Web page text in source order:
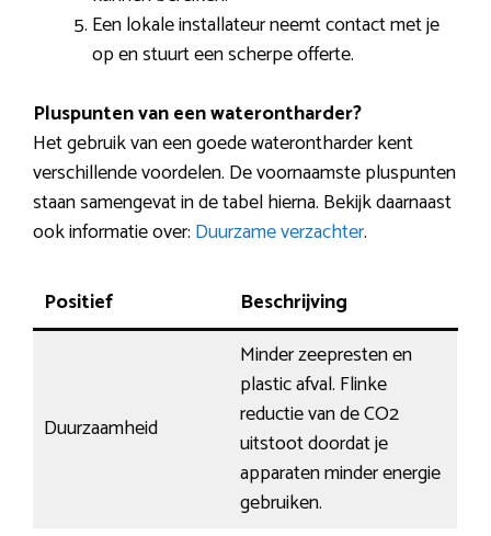
Een lokale installateur neemt contact met je
op en stuurt een scherpe offerte.
Pluspunten van een waterontharder?
Het gebruik van een goede waterontharder kent
verschillende voordelen. De voornaamste pluspunten
staan samengevat in de tabel hierna. Bekijk daarnaast
ook informatie over: Duurzame verzachter.
Positief Beschrijving
Duurzaamheid
Minder zeepresten en
plastic afval. Flinke
reductie van de CO2
uitstoot doordat je
apparaten minder energie
gebruiken.